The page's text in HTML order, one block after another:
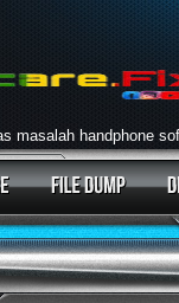
masalah handphone